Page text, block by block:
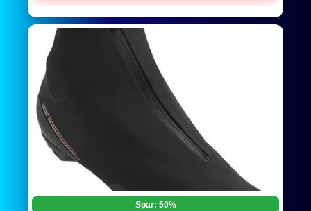
Spar: 50%